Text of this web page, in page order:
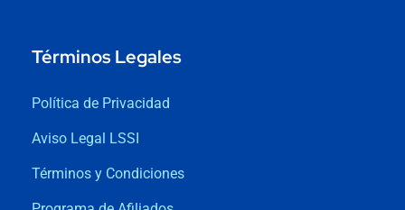
Términos Legales
Política de Privacidad
Aviso Legal LSSI
Términos y Condiciones